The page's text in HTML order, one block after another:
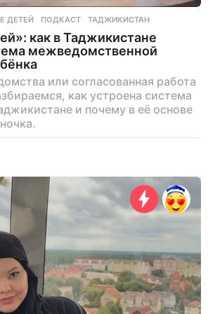
ДЕТЕЙ ,ПОДКАСТ ,ТАДЖИКИСТАН
как в Таджикистане
межведомственной
или согласованная работа
как устроена система
и почему в её основе